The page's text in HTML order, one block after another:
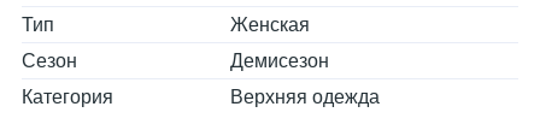
Тип
Женская
Сезон
Демисезон
Категория
Верхняя одежда